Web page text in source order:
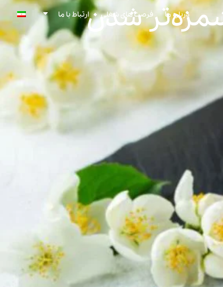
درباره ما فرصت های شغلی ارتباط با ماشدن